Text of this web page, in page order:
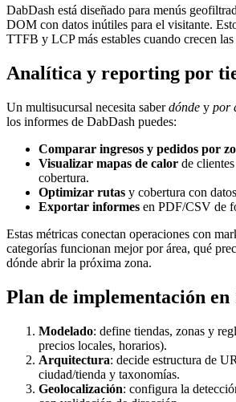
DabDash está diseñado para menús
DOM con datos inútiles para el visitante.
TTFB y LCP más estables cuando crecen
Analítica y reporting por
Un multisucursal necesita saberdónde y por
los informes de DabDash puedes:
Comparar ingresos y pedidos por
Visualizar mapas de calor de
cobertura.
Optimizar rutas y cobertura con
Exportar informes en PDF/CSV de
Estas métricas conectan operaciones con
categorías funcionan mejor por área, qué
dónde abrir la próxima zona.
Plan de implementación en
Modelado: define tiendas, zonas y
precios locales, horarios).
Arquitectura: decide estructura de
ciudad/tienda y taxonomías.
Geolocalización: configura la